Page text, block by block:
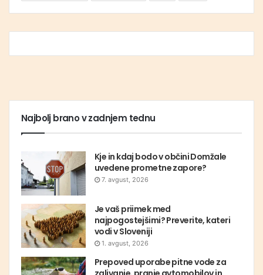
Najbolj brano v zadnjem tednu
Kje in kdaj bodo v občini Domžale
uvedene prometne zapore?
7. avgust, 2026
Je vaš priimek med
najpogostejšimi? Preverite, kateri
vodi v Sloveniji
1. avgust, 2026
Prepoved uporabe pitne vode za